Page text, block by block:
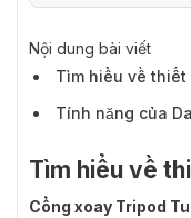
Nội dung bài viết
Tìm hiểu về thiết
Tính năng của
Tìm hiểu về
Cổng xoay Tripod